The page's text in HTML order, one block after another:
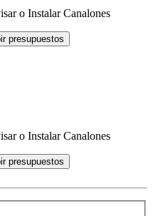
o Instalar Canalones
presupuestos
o Instalar Canalones
presupuestos